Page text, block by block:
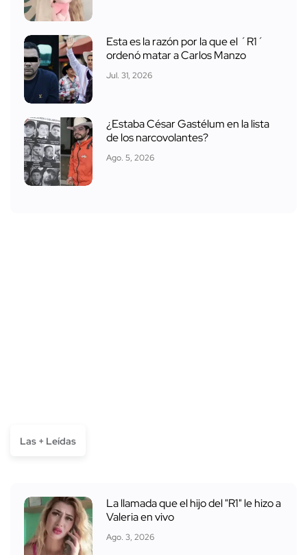
Esta es la razón por la que el ´R1´
ordenó matar a Carlos Manzo
Jul. 31, 2026
¿Estaba César Gastélum en la lista
de los narcovolantes?
Ago. 5, 2026
Las + Leídas
La llamada que el hijo del "R1" le hizo a
Valeria en vivo
Ago. 3, 2026